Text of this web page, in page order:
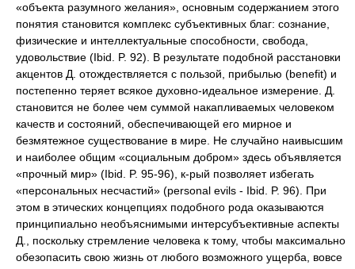
«объекта разумного желания», основным содержанием этого
понятия становится комплекс субъективных благ: сознание,
физические и интеллектуальные способности, свобода,
удовольствие (Ibid. P. 92). В результате подобной расстановки
акцентов Д. отождествляется с пользой, прибылью (benefit) и
постепенно теряет всякое духовно-идеальное измерение. Д.
становится не более чем суммой накапливаемых человеком
качеств и состояний, обеспечивающей его мирное и
безмятежное существование в мире. Не случайно наивысшим
и наиболее общим «социальным добром» здесь объявляется
«прочный мир» (Ibid. P. 95-96), к-рый позволяет избегать
«персональных несчастий» (personal evils - Ibid. P. 96). При
этом в этических концепциях подобного рода оказываются
принципиально необъяснимыми интерсубъективные аспекты
Д., поскольку стремление человека к тому, чтобы максимально
обезопасить свою жизнь от любого возможного ущерба, вовсе